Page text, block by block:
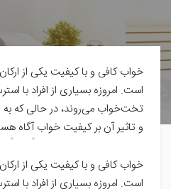
خواب کافی و با کیفیت یکی از
است. امروزه بسیاری از افراد با
تخت‌خواب می‌روند، در حالی که
و تاثیر آن بر کیفیت خواب آگاه
خواب کافی و با کیفیت یکی از
است. امروزه بسیاری از افراد با